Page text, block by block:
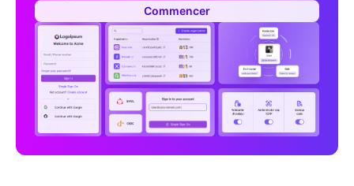
Commencer